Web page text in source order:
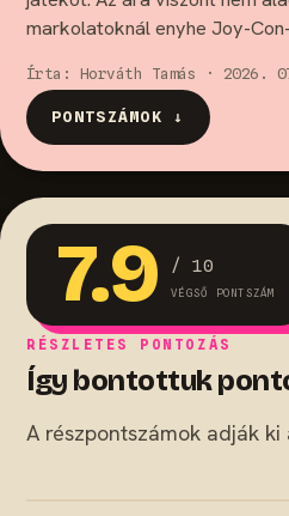
markolatoknál enyhe Joy-
Írta: Horváth Tamás · 2026.
PONTSZÁMOK ↓
7.9 / 10
VÉGSŐ PONTSZÁM
RÉSZLETES PONTOZÁS
Így bontottuk
A részpontszámok adják